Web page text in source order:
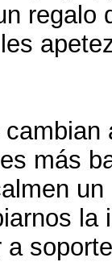
regalo
más
la